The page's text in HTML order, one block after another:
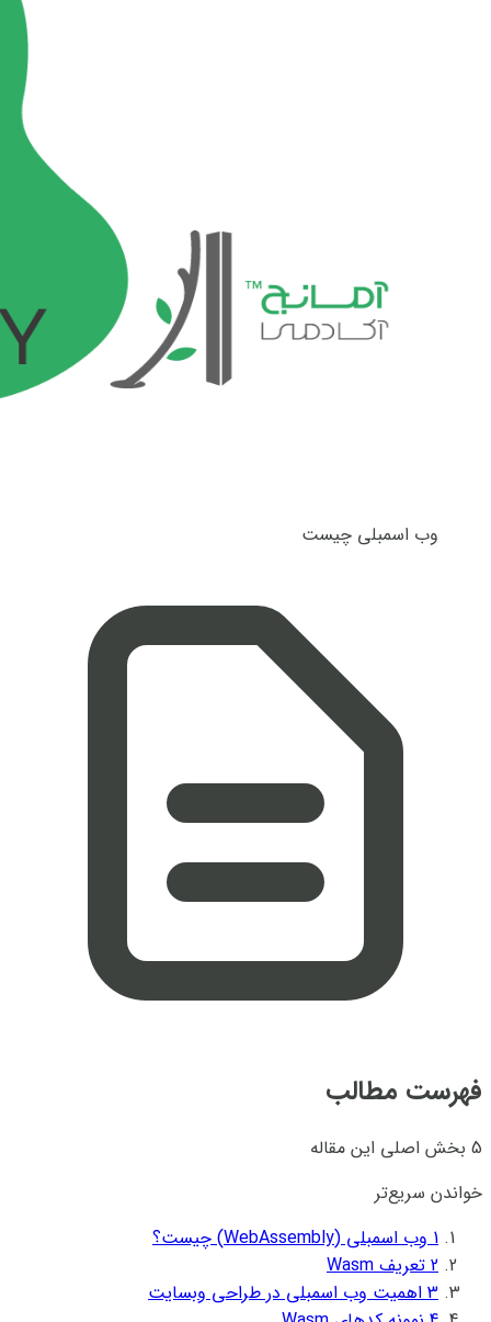
وب اسمبلی چیست
فهرست مطالب
5 بخش اصلی این مقاله
خواندن سریع‌تر
1 وب اسمبلی (WebAssembly) چیست؟
2 تعریف Wasm
3 اهمیت وب اسمبلی در طراحی وبسایت